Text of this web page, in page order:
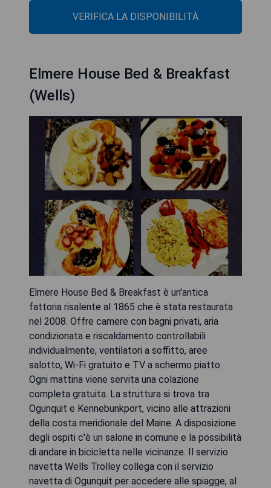
VERIFICA LA DISPONIBILITÀ
Elmere House Bed & Breakfast
(Wells)
Elmere House Bed & Breakfast è un'antica
fattoria risalente al 1865 che è stata restaurata
nel 2008. Offre camere con bagni privati, aria
condizionata e riscaldamento controllabili
individualmente, ventilatori a soffitto, aree
salotto, Wi-Fi gratuito e TV a schermo piatto.
Ogni mattina viene servita una colazione
completa gratuita. La struttura si trova tra
Ogunquit e Kennebunkport, vicino alle attrazioni
della costa meridionale del Maine. A disposizione
degli ospiti c'è un salone in comune e la possibilità
di andare in bicicletta nelle vicinanze. Il servizio
navetta Wells Trolley collega con il servizio
navetta di Ogunquit per accedere alle spiagge, al